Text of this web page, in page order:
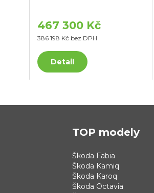
467 300 Kč
386 198 Kč bez DPH
Detail
TOP modely
Škoda Fabia
Škoda Kamiq
Škoda Karoq
Škoda Octavia